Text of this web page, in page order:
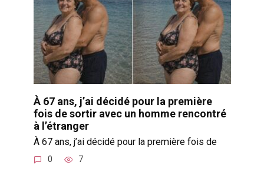
À 67 ans, j’ai décidé pour la première
fois de sortir avec un homme rencontré
à l’étranger
À 67 ans, j’ai décidé pour la première fois de
0 7